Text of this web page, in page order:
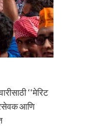
‘‘मेरिट
आणि